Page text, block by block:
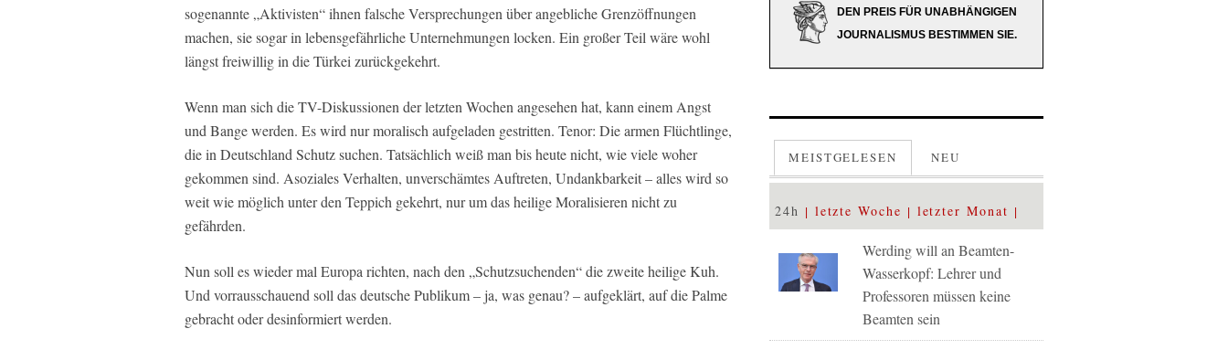
sogenannte „Aktivisten“ ihnen falsche Versprechungen über angebliche Grenzöffnungen
machen, sie sogar in lebensgefährliche Unternehmungen locken. Ein großer Teil wäre wohl
längst freiwillig in die Türkei zurückgekehrt.
Wenn man sich die TV-Diskussionen der letzten Wochen angesehen hat, kann einem Angst
und Bange werden. Es wird nur moralisch aufgeladen gestritten. Tenor: Die armen Flüchtlinge,
die in Deutschland Schutz suchen. Tatsächlich weiß man bis heute nicht, wie viele woher
gekommen sind. Asoziales Verhalten, unverschämtes Auftreten, Undankbarkeit – alles wird so
weit wie möglich unter den Teppich gekehrt, nur um das heilige Moralisieren nicht zu
gefährden.
Nun soll es wieder mal Europa richten, nach den „Schutzsuchenden“ die zweite heilige Kuh.
Und vorrausschauend soll das deutsche Publikum – ja, was genau? – aufgeklärt, auf die Palme
gebracht oder desinformiert werden.
DEN PREIS FÜR UNABHÄNGIGEN
JOURNALISMUS BESTIMMEN SIE.
MEISTGELESEN NEU
24h letzte Woche letzter Monat
Werding will an Beamten-
Wasserkopf: Lehrer und
Professoren müssen keine
Beamten sein